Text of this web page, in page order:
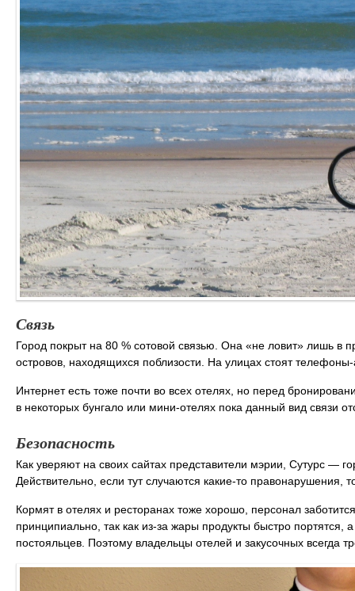
Связь
Город покрыт на 80 % сотовой связью. Она «не ловит» лишь в
островов, находящихся поблизости. На улицах стоят
Интернет есть тоже почти во всех отелях, но перед
в некоторых бунгало или мини-отелях пока данный вид связи
Безопасность
Как уверяют на своих сайтах представители мэрии, Сутурс —
Действительно, если тут случаются какие-то правонарушения,
Кормят в отелях и ресторанах тоже хорошо, персонал
принципиально, так как из-за жары продукты быстро портятся,
постояльцев. Поэтому владельцы отелей и закусочных всегда